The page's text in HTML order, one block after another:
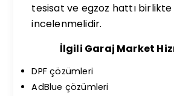
tesisat ve egzoz hattı birlikte
incelenmelidir.
İlgili Garaj Market
DPF çözümleri
AdBlue çözümleri